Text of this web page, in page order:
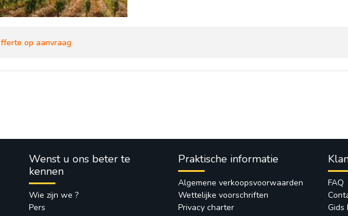
op aanvraag
Wenst u ons beter te
kennen
Wie zijn we ?
Pers
Praktische informatie
Algemene verkoopsvoorwaarden
Wettelijke voorschriften
Privacy charter
FAQ
Gids